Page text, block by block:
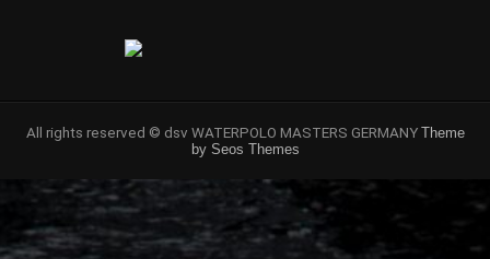
All rights reserved © dsv WATERPOLO MASTERS GERMANY Theme
by Seos Themes